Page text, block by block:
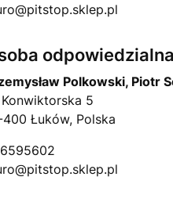
Polkowski, Piotr
5
400 Łuków, Polska